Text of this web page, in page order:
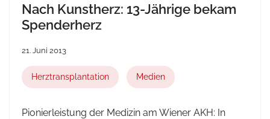
Nach Kunstherz: 13-Jährige bekam
Spenderherz
21. Juni 2013
Herztransplantation Medien
Pionierleistung der Medizin am Wiener AKH: In